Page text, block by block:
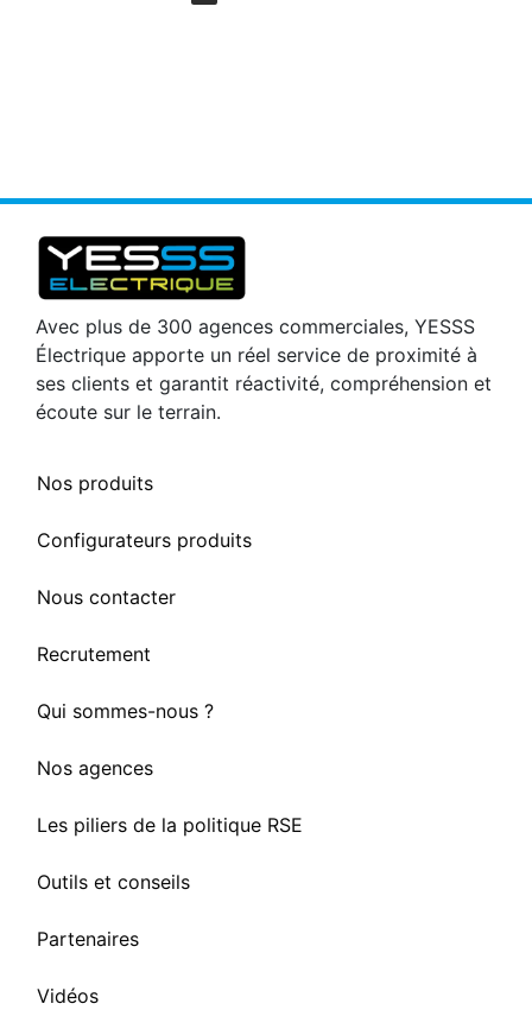
Avec plus de 300 agences commerciales, YESSS
Électrique apporte un réel service de proximité à
ses clients et garantit réactivité, compréhension et
écoute sur le terrain.
Nos produits
Configurateurs produits
Nous contacter
Recrutement
Qui sommes-nous ?
Nos agences
Les piliers de la politique RSE
Outils et conseils
Partenaires
Vidéos